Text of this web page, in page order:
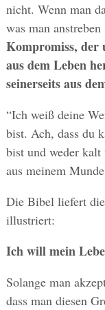
nicht. Wenn man
was man anstreben
Kompromiss, der
aus dem Leben
seinerseits aus
“Ich weiß deine
bist. Ach, dass du
bist und weder
aus meinem
Die Bibel liefert
illustriert:
Ich will mein
Solange man
dass man diesen